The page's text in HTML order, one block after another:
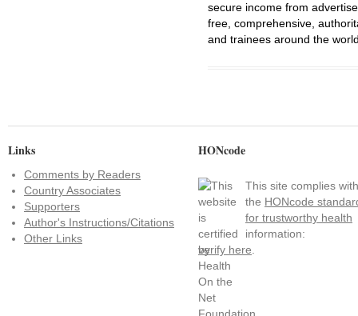
secure income from
free, comprehensive,
and trainees around the
Links
Comments by Readers
Country Associates
Supporters
Author's Instructions/Citations
Other Links
HONcode
This site complies with
the HONcode
for trustworthy health
information:
verify here.